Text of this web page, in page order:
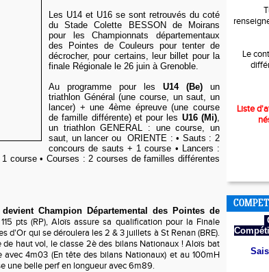
Les U14 et U16 se sont retrouvés du coté
du Stade Colette BESSON de Moirans
pour les Championnats départementaux
des Pointes de Couleurs pour tenter de
décrocher, pour certains, leur billet pour la
finale Régionale le 26 juin à Grenoble.
Au programme pour les U14 (Be) un
triathlon Général (une course, un saut, un
lancer) + une 4ème épreuve (une course
de famille différente) et pour les U16 (Mi),
un triathlon GENERAL : une course, un
saut, un lancer ou ORIENTE : • Sauts : 2
concours de sauts + 1 course • Lancers :
course • Courses : 2 courses de familles différentes
devient Champion Départemental des Pointes de
pts (RP), Aloïs assure sa qualification pour la Finale
d'Or qui se déroulera les 2 & 3 juillets à St Renan (BRE).
haut vol, le classe 2è des bilans Nationaux ! Aloïs bat
avec 4m03 (En tête des bilans Nationaux) et au 100mH
une belle perf en longueur avec 6m89.
Le
Liste